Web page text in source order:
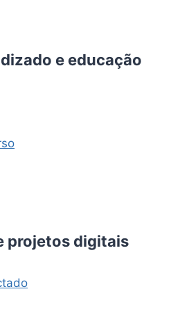
e educação
projetos digitais